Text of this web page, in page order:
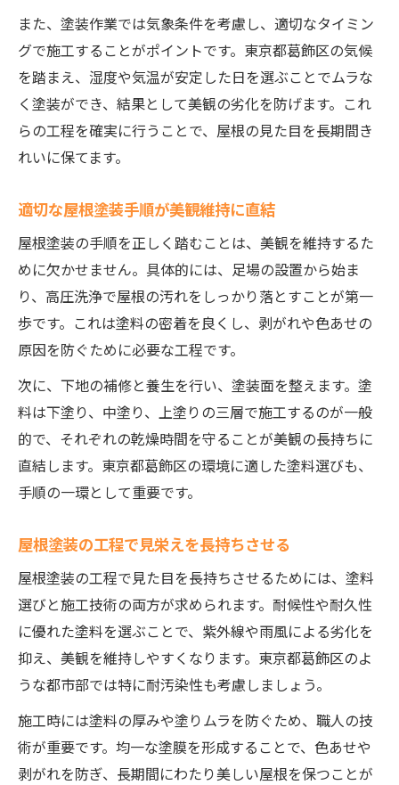
また、塗装作業では気象条件を考慮し、適切なタイミン
グで施工することがポイントです。東京都葛飾区の気候
を踏まえ、湿度や気温が安定した日を選ぶことでムラな
く塗装ができ、結果として美観の劣化を防げます。これ
らの工程を確実に行うことで、屋根の見た目を長期間き
れいに保てます。
適切な屋根塗装手順が美観維持に直結
屋根塗装の手順を正しく踏むことは、美観を維持するた
めに欠かせません。具体的には、足場の設置から始ま
り、高圧洗浄で屋根の汚れをしっかり落とすことが第一
歩です。これは塗料の密着を良くし、剥がれや色あせの
原因を防ぐために必要な工程です。
次に、下地の補修と養生を行い、塗装面を整えます。塗
料は下塗り、中塗り、上塗りの三層で施工するのが一般
的で、それぞれの乾燥時間を守ることが美観の長持ちに
直結します。東京都葛飾区の環境に適した塗料選びも、
手順の一環として重要です。
屋根塗装の工程で見栄えを長持ちさせる
屋根塗装の工程で見た目を長持ちさせるためには、塗料
選びと施工技術の両方が求められます。耐候性や耐久性
に優れた塗料を選ぶことで、紫外線や雨風による劣化を
抑え、美観を維持しやすくなります。東京都葛飾区のよ
うな都市部では特に耐汚染性も考慮しましょう。
施工時には塗料の厚みや塗りムラを防ぐため、職人の技
術が重要です。均一な塗膜を形成することで、色あせや
剥がれを防ぎ、長期間にわたり美しい屋根を保つことが